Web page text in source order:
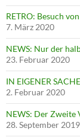
RETRO: Besuch
7. März 2020
NEWS: Nur der
23. Februar 2020
IN EIGENER
2. Februar 2020
NEWS: Der
28. September 2019